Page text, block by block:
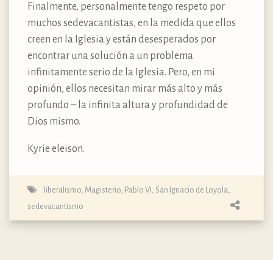
Finalmente, personalmente tengo respeto por
muchos sedevacantistas, en la medida que ellos
creen en la Iglesia y están desesperados por
encontrar una solución a un problema
infinitamente serio de la Iglesia. Pero, en mi
opinión, ellos necesitan mirar más alto y más
profundo – la infinita altura y profundidad de
Dios mismo.
Kyrie eleison.
liberalismo Magisterio Pablo VI San Ignacio de Loyola
sedevacantismo